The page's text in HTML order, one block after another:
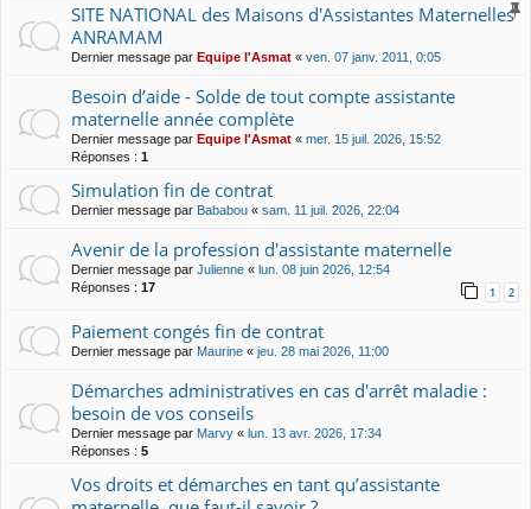
SITE NATIONAL des Maisons d'Assistantes Maternelles
ANRAMAM
Dernier message par Equipe l'Asmat « ven. 07 janv. 2011, 0:05
Besoin d’aide - Solde de tout compte assistante
maternelle année complète
Dernier message par Equipe l'Asmat « mer. 15 juil. 2026, 15:52
Réponses : 1
Simulation fin de contrat
Dernier message par Bababou « sam. 11 juil. 2026, 22:04
Avenir de la profession d'assistante maternelle
Dernier message par Julienne « lun. 08 juin 2026, 12:54
Réponses : 17 1 2
Paiement congés fin de contrat
Dernier message par Maurine « jeu. 28 mai 2026, 11:00
Démarches administratives en cas d'arrêt maladie :
besoin de vos conseils
Dernier message par Marvy « lun. 13 avr. 2026, 17:34
Réponses : 5
Vos droits et démarches en tant qu’assistante